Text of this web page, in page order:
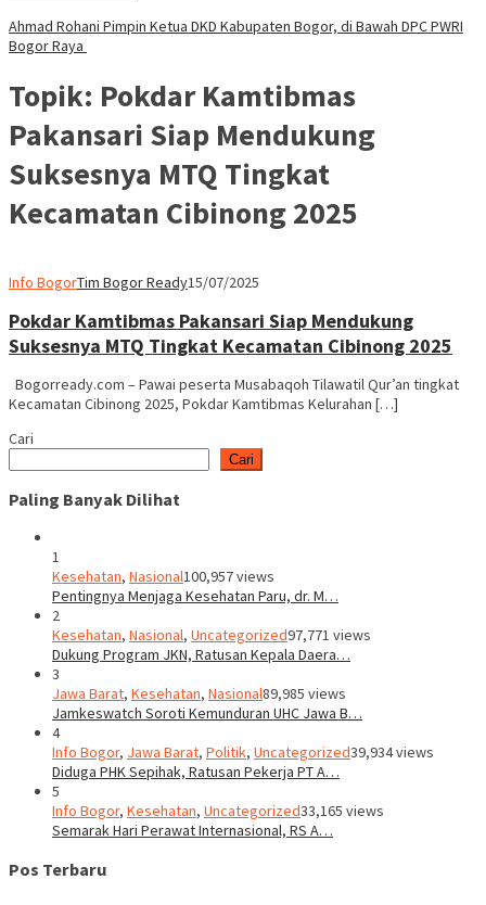
Ahmad Rohani Pimpin Ketua DKD Kabupaten Bogor, di Bawah DPC PWRI
Bogor Raya
Topik: Pokdar Kamtibmas
Pakansari Siap Mendukung
Suksesnya MTQ Tingkat
Kecamatan Cibinong 2025
Info BogorTim Bogor Ready15/07/2025
Pokdar Kamtibmas Pakansari Siap Mendukung
Suksesnya MTQ Tingkat Kecamatan Cibinong 2025
Bogorready.com – Pawai peserta Musabaqoh Tilawatil Qur’an tingkat
Kecamatan Cibinong 2025, Pokdar Kamtibmas Kelurahan […]
Cari
Cari
Paling Banyak Dilihat
1
Kesehatan, Nasional100,957 views
Pentingnya Menjaga Kesehatan Paru, dr. M…
2
Kesehatan, Nasional, Uncategorized97,771 views
Dukung Program JKN, Ratusan Kepala Daera…
3
Jawa Barat, Kesehatan, Nasional89,985 views
Jamkeswatch Soroti Kemunduran UHC Jawa B…
4
Info Bogor, Jawa Barat, Politik, Uncategorized39,934 views
Diduga PHK Sepihak, Ratusan Pekerja PT A…
5
Info Bogor, Kesehatan, Uncategorized33,165 views
Semarak Hari Perawat Internasional, RS A…
Pos Terbaru